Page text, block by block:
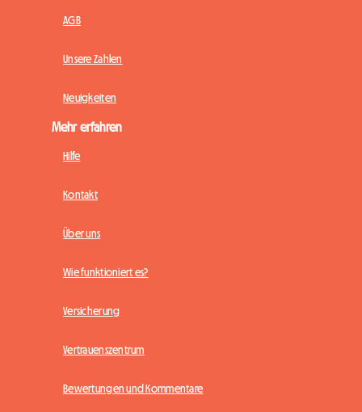
AGB
Unsere Zahlen
Neuigkeiten
Mehr erfahren
Hilfe
Kontakt
Über uns
Wie funktioniert es?
Versicherung
Vertrauenszentrum
Bewertungen und Kommentare